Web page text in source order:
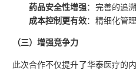
药品安全性增强：完善的追
成本控制更有效：精细化管
（三）增强竞争力
此次合作不仅提升了华泰医疗的